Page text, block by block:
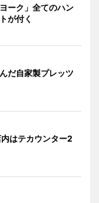
ーク」全てのハン
が付く
だ自家製プレッツ
はテカウンター2